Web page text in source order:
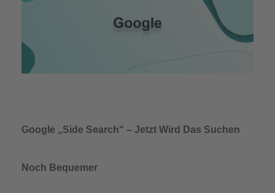
Google „Side Search“ – Jetzt Wird Das Suchen
Noch Bequemer